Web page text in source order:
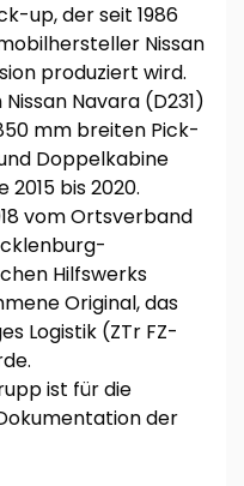
up, der seit 1986
Nissan
produziert wird.
Navara (D231)
mm breiten Pick-
Doppelkabine
bis 2020.
vom Ortsverband
Hilfswerks
Original, das
Logistik (ZTr FZ-
ist für die
der